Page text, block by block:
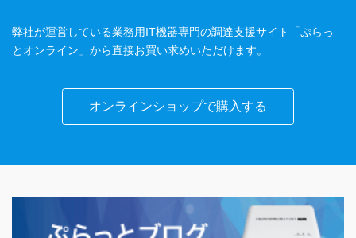
弊社が運営している業務用IT機器専門の調達支援サイト「ぷらっ
とオンライン」から直接お買い求めいただけます。
オンラインショップで購入する